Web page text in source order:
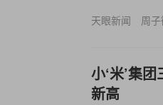
天眼新闻 周
小‘米’集
新高